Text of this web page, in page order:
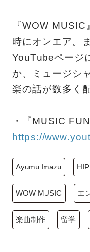
『WOW
時にオンエア。
YouTubeページ
か、ミュージシ
楽の話が数多く
・『MUSIC
https://
Ayumu Imazu
WOW MUSIC エ
楽曲制作 留学